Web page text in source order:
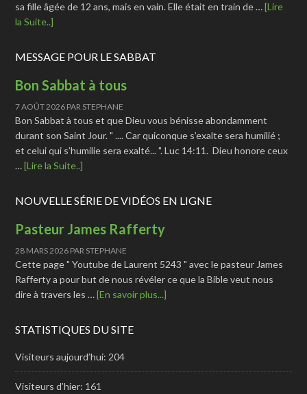
sa fille âgée de 12 ans, mais en vain. Elle était en train de …[Lire
la Suite..]
MESSAGE POUR LE SABBAT
Bon Sabbat à tous
7 AOÛT 2026 PAR STEPHANE
Bon Sabbat à tous et que Dieu vous bénisse abondamment
durant son Saint Jour. " .... Car quiconque s’exalte sera humilié ;
et celui qui s’humilie sera exalté... ". Luc 14:11. Dieu honore ceux
…[Lire la Suite..]
NOUVELLE SÉRIE DE VIDÉOS EN LIGNE
Pasteur James Rafferty
28 MARS 2026 PAR STEPHANE
Cette page " Youtube de Laurent 5243 " avec le pasteur James
Rafferty a pour but de nous révéler ce que la Bible veut nous
dire à travers les …[En savoir plus...]
STATISTIQUES DU SITE
Visiteurs aujourd’hui: 204
Visiteurs d’hier: 161